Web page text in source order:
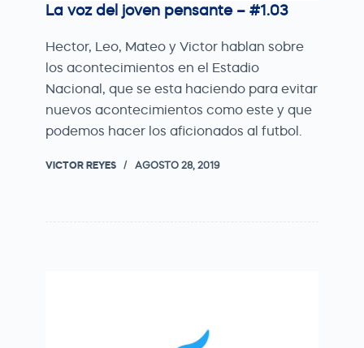
La voz del joven pensante – #1.03
Hector, Leo, Mateo y Victor hablan sobre
los acontecimientos en el Estadio
Nacional, que se esta haciendo para evitar
nuevos acontecimientos como este y que
podemos hacer los aficionados al futbol.
VICTOR REYES AGOSTO 28, 2019